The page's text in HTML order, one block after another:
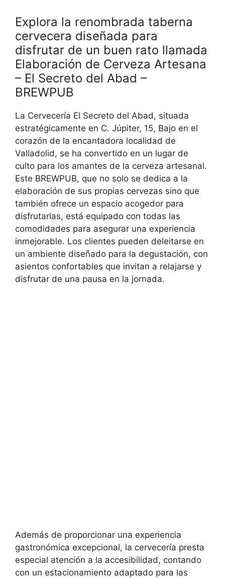
Explora la renombrada taberna
cervecera diseñada para
disfrutar de un buen rato llamada
Elaboración de Cerveza Artesana
– El Secreto del Abad –
BREWPUB
La Cervecería El Secreto del Abad, situada
estratégicamente en C. Júpiter, 15, Bajo en el
corazón de la encantadora localidad de
Valladolid, se ha convertido en un lugar de
culto para los amantes de la cerveza artesanal.
Este BREWPUB, que no solo se dedica a la
elaboración de sus propias cervezas sino que
también ofrece un espacio acogedor para
disfrutarlas, está equipado con todas las
comodidades para asegurar una experiencia
inmejorable. Los clientes pueden deleitarse en
un ambiente diseñado para la degustación, con
asientos confortables que invitan a relajarse y
disfrutar de una pausa en la jornada.
Además de proporcionar una experiencia
gastronómica excepcional, la cervecería presta
especial atención a la accesibilidad, contando
con un estacionamiento adaptado para las